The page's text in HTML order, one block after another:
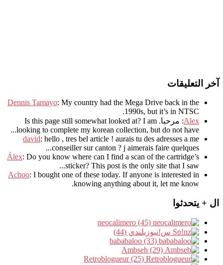
آخر التعليقات
Dennis Tamayo: My country had the Mega Drive back in the
1990s, but it’s in NTSC
.
Alex: مرحبا. Is this page still somewhat looked at? I am
looking to complete my korean collection, but do not have..
.
david: hello , tres bel article ! aurais tu des adresses a me
conseiller sur canton ? j aimerais faire quelques..
.
Álex: Do you know where can I find a scan of the cartridge’s
sticker? This post is the only site that I saw...
Achoo: I bought one of these today. If anyone is interested in
knowing anything about it, let me know.
ال + يتحدثوا
س!نيوزيلندي (44)